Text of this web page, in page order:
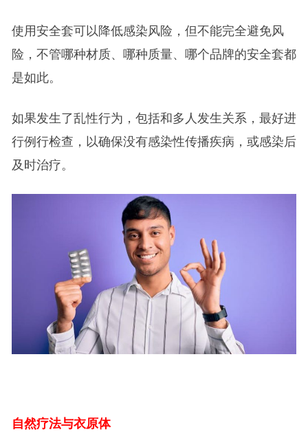
使用安全套可以降低感染风险，但不能完全避免风
险，不管哪种材质、哪种质量、哪个品牌的安全套都
是如此。
如果发生了乱性行为，包括和多人发生关系，最好进
行例行检查，以确保没有感染性传播疾病，或感染后
及时治疗。
自然疗法与衣原体